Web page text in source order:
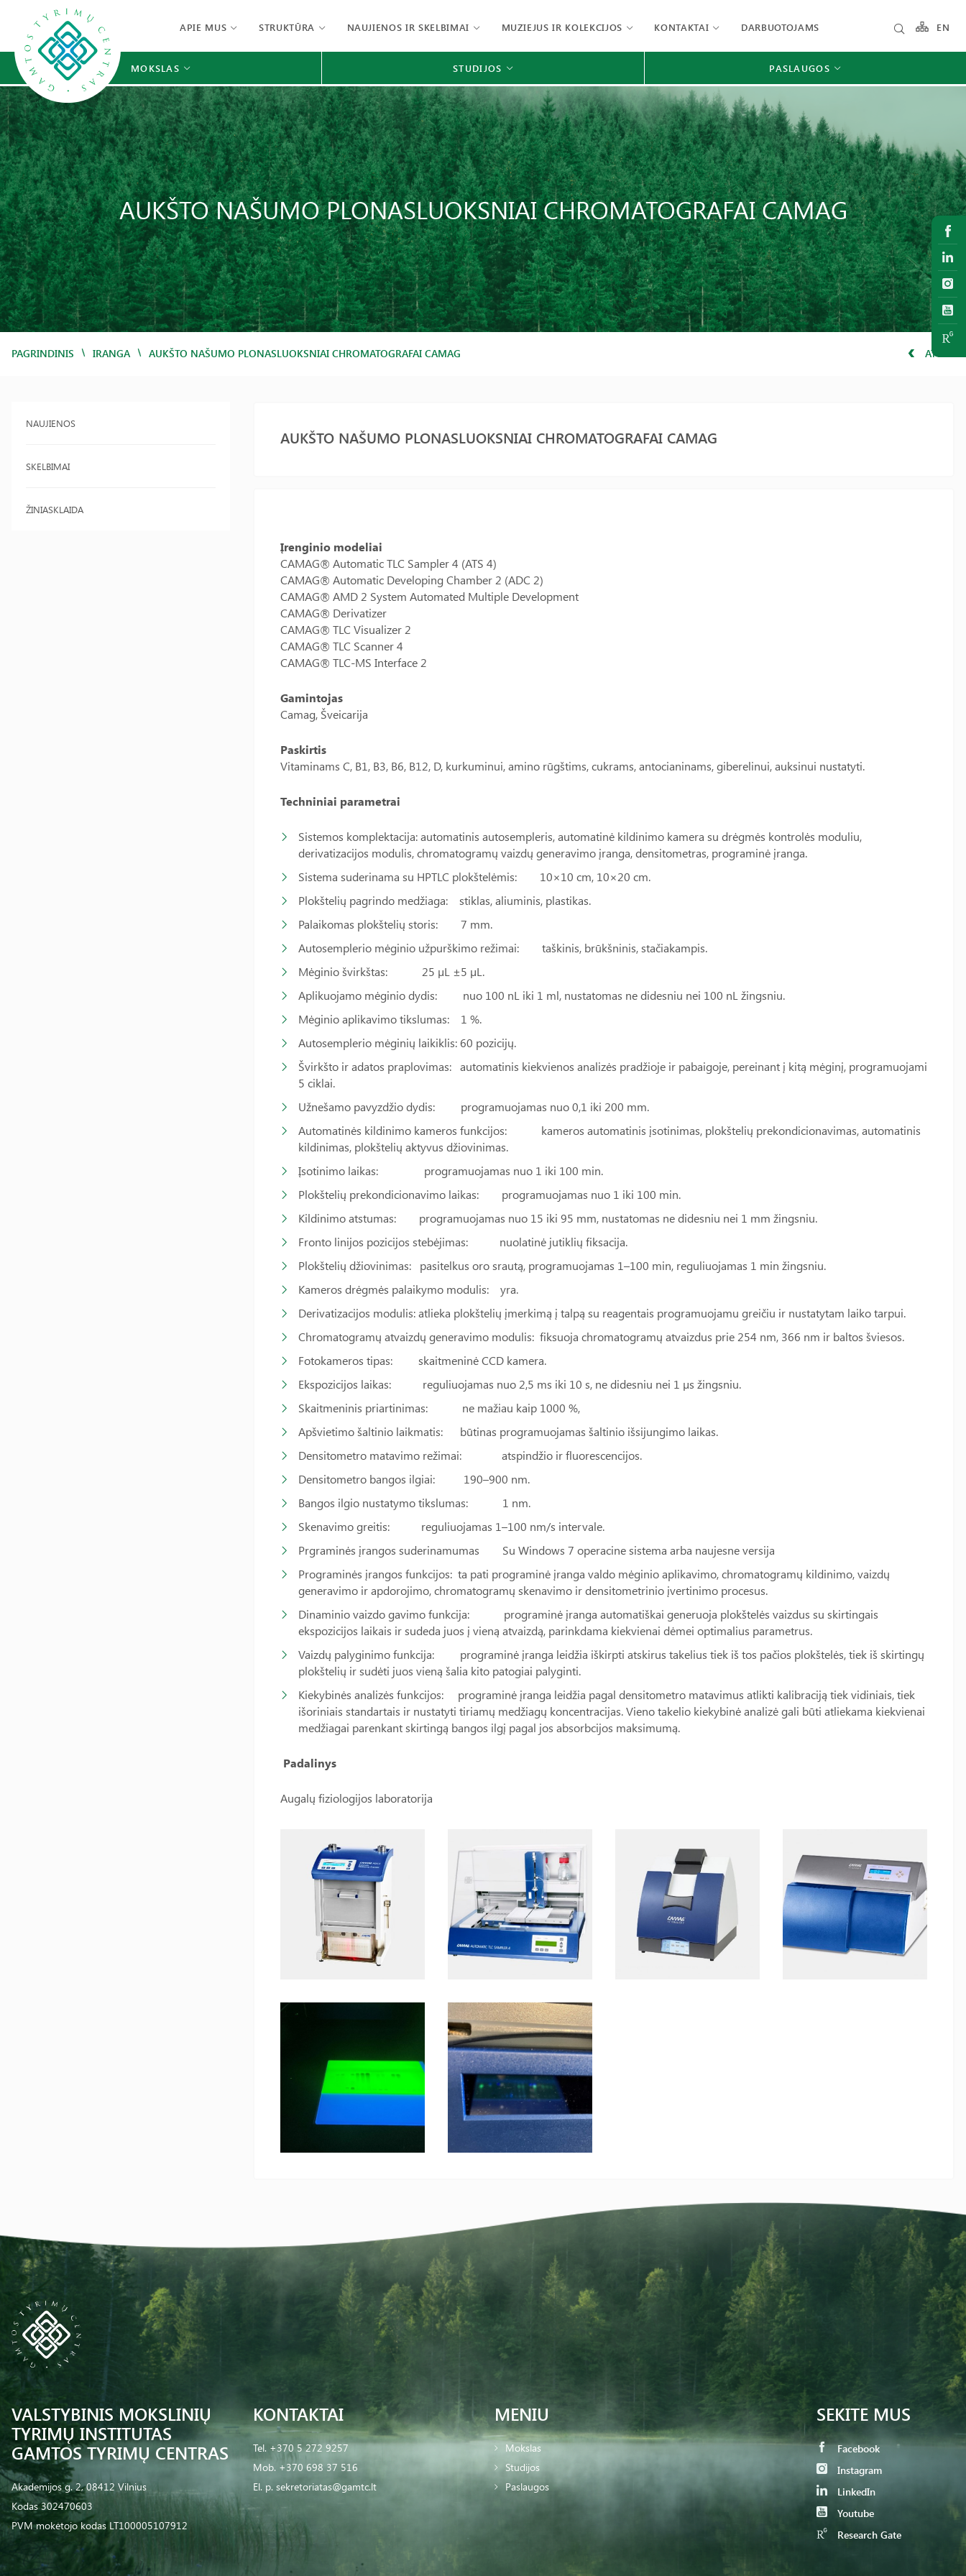
APIE MUS STRUKTŪRA NAUJIENOS IR SKELBIMAI MUZIEJUS IR KOLEKCIJOS KONTAKTAI DARBUOTOJAMS EN
MOKSLAS STUDIJOS PASLAUGOS
AUKŠTO NAŠUMO PLONASLUOKSNIAI CHROMATOGRAFAI CAMAG
PAGRINDINIS / IRANGA / AUKŠTO NAŠUMO PLONASLUOKSNIAI CHROMATOGRAFAI CAMAG ATGAL
NAUJIENOS
SKELBIMAI
ŽINIASKLAIDA
AUKŠTO NAŠUMO PLONASLUOKSNIAI CHROMATOGRAFAI CAMAG
Įrenginio modeliai
CAMAG® Automatic TLC Sampler 4 (ATS 4)
CAMAG® Automatic Developing Chamber 2 (ADC 2)
CAMAG® AMD 2 System Automated Multiple Development
CAMAG® Derivatizer
CAMAG® TLC Visualizer 2
CAMAG® TLC Scanner 4
CAMAG® TLC-MS Interface 2
Gamintojas
Camag, Šveicarija
Paskirtis
Vitaminams C, B1, B3, B6, B12, D, kurkuminui, amino rūgštims, cukrams, antocianinams, giberelinui, auksinui nustatyti.
Techniniai parametrai
Sistemos komplektacija: automatinis autosempleris, automatinė kildinimo kamera su drėgmės kontrolės moduliu,
derivatizacijos modulis, chromatogramų vaizdų generavimo įranga, densitometras, programinė įranga.
Sistema suderinama su HPTLC plokštelėmis: 10×10 cm, 10×20 cm.
Plokštelių pagrindo medžiaga: stiklas, aliuminis, plastikas.
Palaikomas plokštelių storis: 7 mm.
Autosemplerio mėginio užpurškimo režimai: taškinis, brūkšninis, stačiakampis.
Mėginio švirkštas: 25 µL ±5 µL.
Aplikuojamo mėginio dydis: nuo 100 nL iki 1 ml, nustatomas ne didesniu nei 100 nL žingsniu.
Mėginio aplikavimo tikslumas: 1 %.
Autosemplerio mėginių laikiklis: 60 pozicijų.
Švirkšto ir adatos praplovimas: automatinis kiekvienos analizės pradžioje ir pabaigoje, pereinant į kitą mėginį, programuojami
5 ciklai.
Užnešamo pavyzdžio dydis: programuojamas nuo 0,1 iki 200 mm.
Automatinės kildinimo kameros funkcijos: kameros automatinis įsotinimas, plokštelių prekondicionavimas, automatinis
kildinimas, plokštelių aktyvus džiovinimas.
Įsotinimo laikas: programuojamas nuo 1 iki 100 min.
Plokštelių prekondicionavimo laikas: programuojamas nuo 1 iki 100 min.
Kildinimo atstumas: programuojamas nuo 15 iki 95 mm, nustatomas ne didesniu nei 1 mm žingsniu.
Fronto linijos pozicijos stebėjimas: nuolatinė jutiklių fiksacija.
Plokštelių džiovinimas: pasitelkus oro srautą, programuojamas 1–100 min, reguliuojamas 1 min žingsniu.
Kameros drėgmės palaikymo modulis: yra.
Derivatizacijos modulis: atlieka plokštelių įmerkimą į talpą su reagentais programuojamu greičiu ir nustatytam laiko tarpui.
Chromatogramų atvaizdų generavimo modulis: fiksuoja chromatogramų atvaizdus prie 254 nm, 366 nm ir baltos šviesos.
Fotokameros tipas: skaitmeninė CCD kamera.
Ekspozicijos laikas: reguliuojamas nuo 2,5 ms iki 10 s, ne didesniu nei 1 µs žingsniu.
Skaitmeninis priartinimas: ne mažiau kaip 1000 %,
Apšvietimo šaltinio laikmatis: būtinas programuojamas šaltinio išsijungimo laikas.
Densitometro matavimo režimai: atspindžio ir fluorescencijos.
Densitometro bangos ilgiai: 190–900 nm.
Bangos ilgio nustatymo tikslumas: 1 nm.
Skenavimo greitis: reguliuojamas 1–100 nm/s intervale.
Prgraminės įrangos suderinamumas Su Windows 7 operacine sistema arba naujesne versija
Programinės įrangos funkcijos: ta pati programinė įranga valdo mėginio aplikavimo, chromatogramų kildinimo, vaizdų
generavimo ir apdorojimo, chromatogramų skenavimo ir densitometrinio įvertinimo procesus.
Dinaminio vaizdo gavimo funkcija: programinė įranga automatiškai generuoja plokštelės vaizdus su skirtingais
ekspozicijos laikais ir sudeda juos į vieną atvaizdą, parinkdama kiekvienai dėmei optimalius parametrus.
Vaizdų palyginimo funkcija: programinė įranga leidžia iškirpti atskirus takelius tiek iš tos pačios plokštelės, tiek iš skirtingų
plokštelių ir sudėti juos vieną šalia kito patogiai palyginti.
Kiekybinės analizės funkcijos: programinė įranga leidžia pagal densitometro matavimus atlikti kalibraciją tiek vidiniais, tiek
išoriniais standartais ir nustatyti tiriamų medžiagų koncentracijas. Vieno takelio kiekybinė analizė gali būti atliekama kiekvienai
medžiagai parenkant skirtingą bangos ilgį pagal jos absorbcijos maksimumą.
Padalinys
Augalų fiziologijos laboratorija
VALSTYBINIS MOKSLINIŲ
TYRIMŲ INSTITUTAS
GAMTOS TYRIMŲ CENTRAS
Akademijos g. 2, 08412 Vilnius
Kodas 302470603
PVM mokėtojo kodas LT100005107912
KONTAKTAI
Tel. +370 5 272 9257
Mob. +370 698 37 516
El. p. sekretoriatas@gamtc.lt
MENIU
Mokslas
Studijos
Paslaugos
SEKITE MUS
Facebook
Instagram
LinkedIn
Youtube
Research Gate